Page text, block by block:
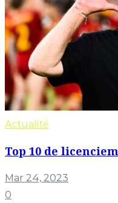
Actualité
Top 10 de
Mar 24, 2023
0